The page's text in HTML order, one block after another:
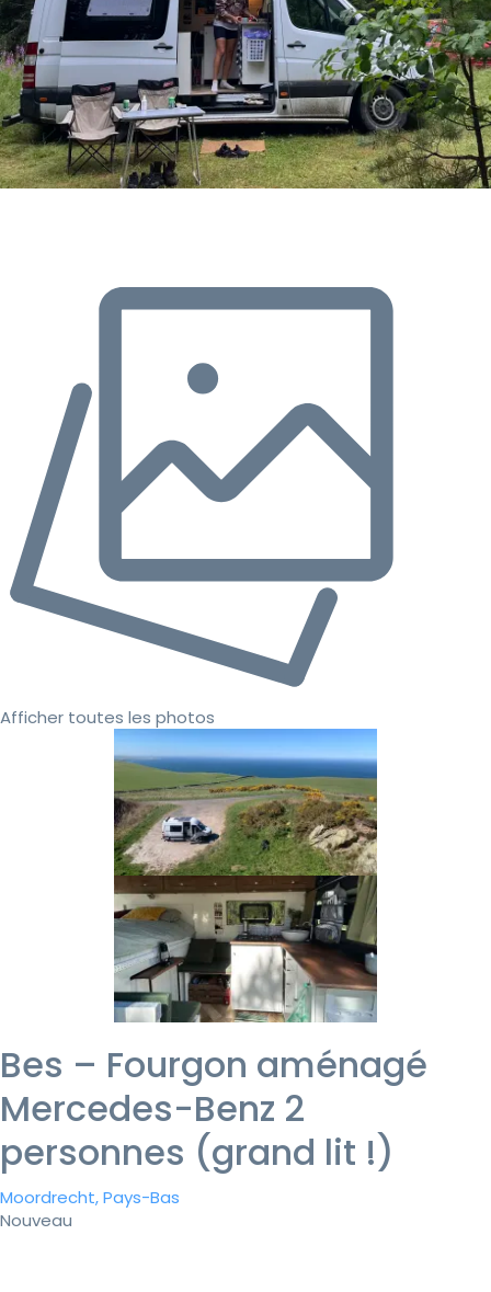
Afficher toutes les photos
Bes – Fourgon aménagé
Mercedes-Benz 2
personnes (grand lit !)
Moordrecht, Pays-Bas
Nouveau